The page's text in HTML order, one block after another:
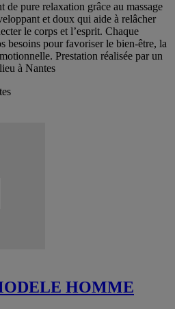
de pure relaxation grâce au massage
et doux qui aide à relâcher
le corps et l’esprit. Chaque
besoins pour favoriser le bien-être, la
Prestation réalisée par un
à Nantes
HOMME